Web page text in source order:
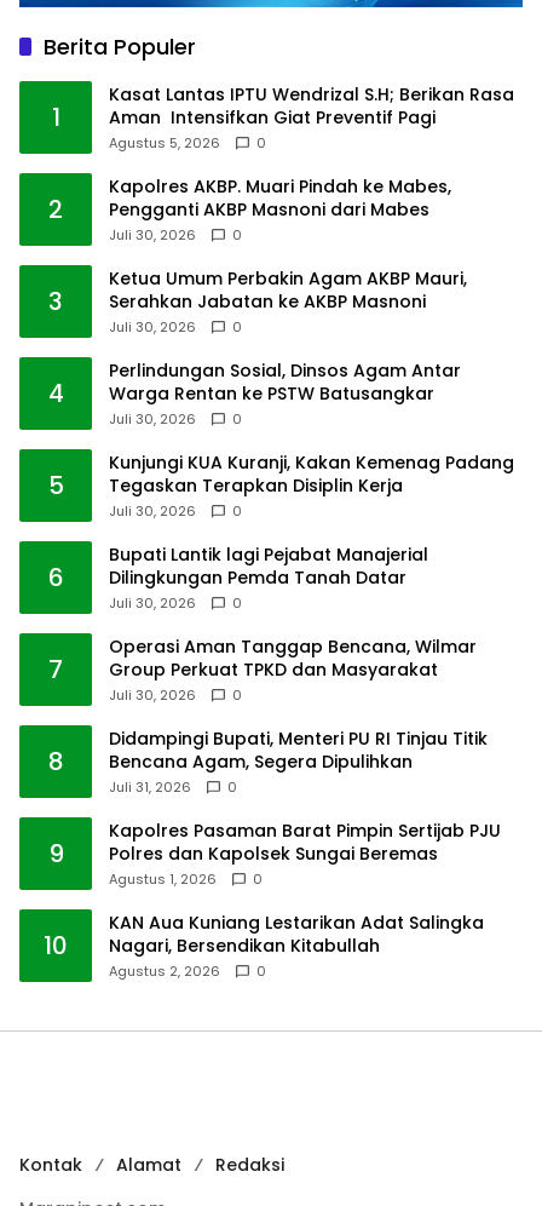
Berita Populer
1
Kasat Lantas IPTU Wendrizal S.H; Berikan Rasa
Aman Intensifkan Giat Preventif Pagi
Agustus 5, 2026 0
2
Kapolres AKBP. Muari Pindah ke Mabes,
Pengganti AKBP Masnoni dari Mabes
Juli 30, 2026 0
3
Ketua Umum Perbakin Agam AKBP Mauri,
Serahkan Jabatan ke AKBP Masnoni
Juli 30, 2026 0
4
Perlindungan Sosial, Dinsos Agam Antar
Warga Rentan ke PSTW Batusangkar
Juli 30, 2026 0
5
Kunjungi KUA Kuranji, Kakan Kemenag Padang
Tegaskan Terapkan Disiplin Kerja
Juli 30, 2026 0
6
Bupati Lantik lagi Pejabat Manajerial
Dilingkungan Pemda Tanah Datar
Juli 30, 2026 0
7
Operasi Aman Tanggap Bencana, Wilmar
Group Perkuat TPKD dan Masyarakat
Juli 30, 2026 0
8
Didampingi Bupati, Menteri PU RI Tinjau Titik
Bencana Agam, Segera Dipulihkan
Juli 31, 2026 0
9
Kapolres Pasaman Barat Pimpin Sertijab PJU
Polres dan Kapolsek Sungai Beremas
Agustus 1, 2026 0
10
KAN Aua Kuniang Lestarikan Adat Salingka
Nagari, Bersendikan Kitabullah
Agustus 2, 2026 0
Kontak Alamat
Redaksi